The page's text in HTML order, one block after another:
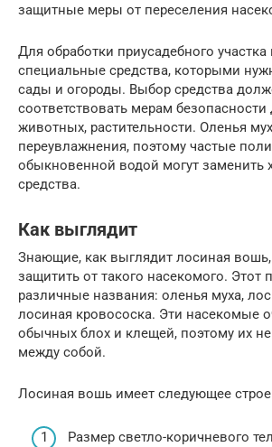
защитные меры от переселения
Для обработки приусадебного участка
специальные средства, которыми
сады и огороды. Выбор средства
соответствовать мерам
животных, растительности. Оленья
переувлажнения, поэтому частые
обыкновенной водой могут заменить
средства.
Как выглядит
Знающие, как выглядит лосиная вошь,
защитить от такого насекомого. Этот
различные названия: оленья муха,
лосиная кровососка. Эти насекомые
обычных блох и клещей, поэтому их
между собой.
Лосиная вошь имеет следующее
Размер светло-коричневого